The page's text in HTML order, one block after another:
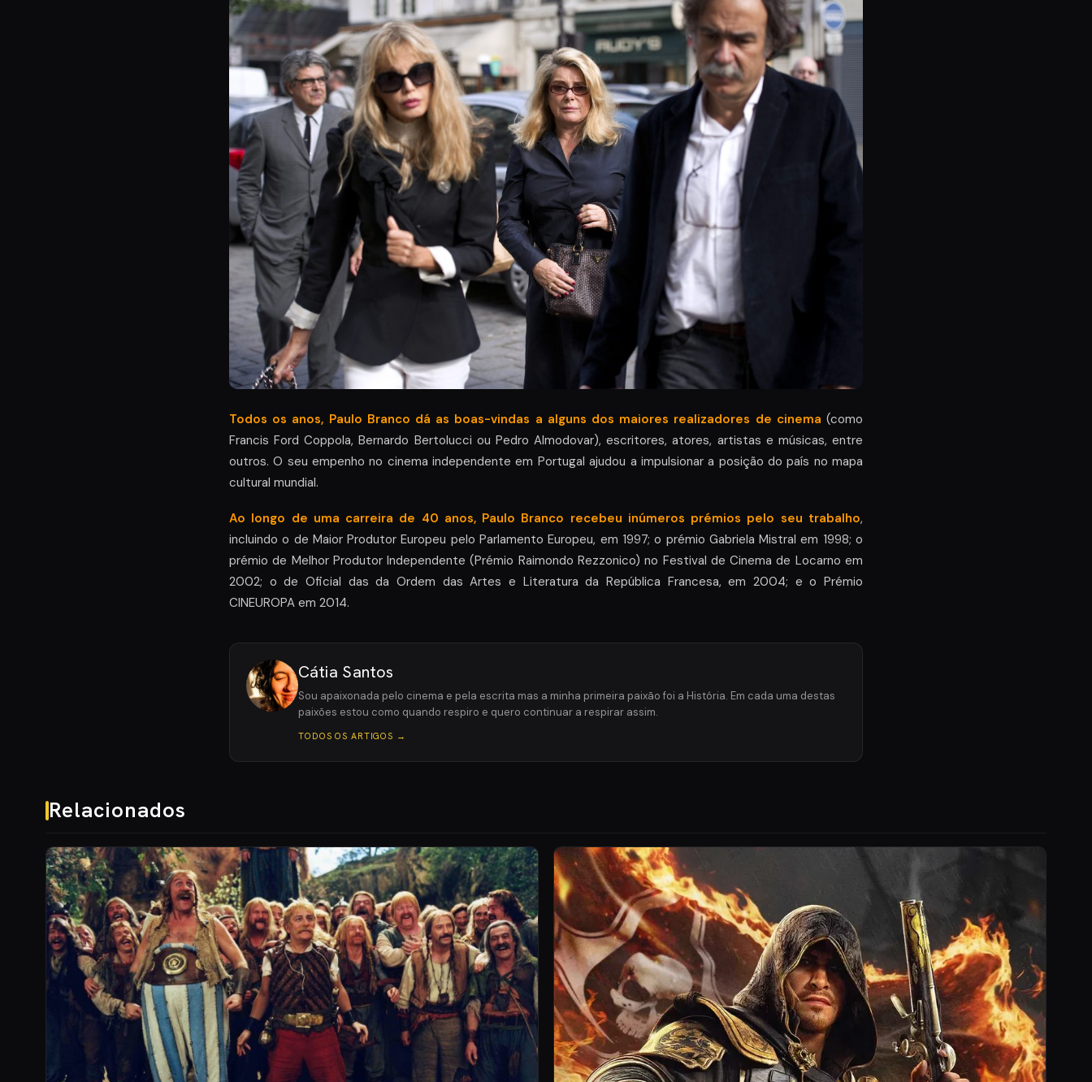
Todos os anos, Paulo Branco dá as boas-vindas a alguns dos maiores realizadores de cinema (como
Francis Ford Coppola, Bernardo Bertolucci ou Pedro Almodovar), escritores, atores, artistas e músicas, entre
outros. O seu empenho no cinema independente em Portugal ajudou a impulsionar a posição do país no mapa
cultural mundial.
Ao longo de uma carreira de 40 anos, Paulo Branco recebeu inúmeros prémios pelo seu trabalho,
incluindo o de Maior Produtor Europeu pelo Parlamento Europeu, em 1997; o prémio Gabriela Mistral em 1998; o
prémio de Melhor Produtor Independente (Prémio Raimondo Rezzonico) no Festival de Cinema de Locarno em
2002; o de Oficial das da Ordem das Artes e Literatura da República Francesa, em 2004; e o Prémio
CINEUROPA em 2014.
Cátia Santos
Sou apaixonada pelo cinema e pela escrita mas a minha primeira paixão foi a História. Em cada uma destas
paixões estou como quando respiro e quero continuar a respirar assim.
TODOS OS ARTIGOS →
Relacionados